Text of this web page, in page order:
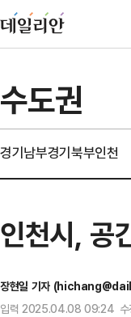
수도권
경기남부경기북부인천
인천시, 공
장현일 기자
입력 2025.04.08 09:24